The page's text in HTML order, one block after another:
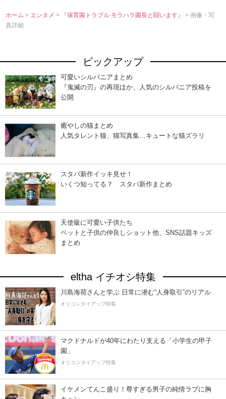
ホーム > エンタメ> 『保育園トラブル モラハラ園長と闘います』> 画像・写
真詳細
ピックアップ
可愛いシルバニアまとめ
『鬼滅の刃』の再現ほか、人気のシルバニア投稿を
公開
癒やしの猫まとめ
人気タレント猫、猫写真集…キュートな猫ズラリ
スタバ新作イッキ見せ！
いくつ知ってる？ スタバ新作まとめ
天使級に可愛い子供たち
ペットと子供の仲良しショット他、SNS話題キッズ
まとめ
eltha イチオシ特集
川島海荷さんと学ぶ 日常に潜む“人身取引”のリアル
オリコンタイアップ特集
マクドナルドが40年にわたり支える「小学生の甲子
園」
オリコンタイアップ特集
イケメンてんこ盛り！尊すぎる男子の純情ラブに胸